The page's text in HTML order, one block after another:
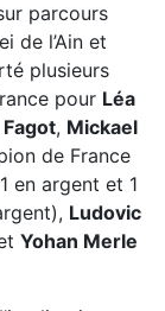
parcours
de l’Ain et
plusieurs
pour Léa
, Mickael
de France
en argent et 1
Ludovic
Yohan Merle